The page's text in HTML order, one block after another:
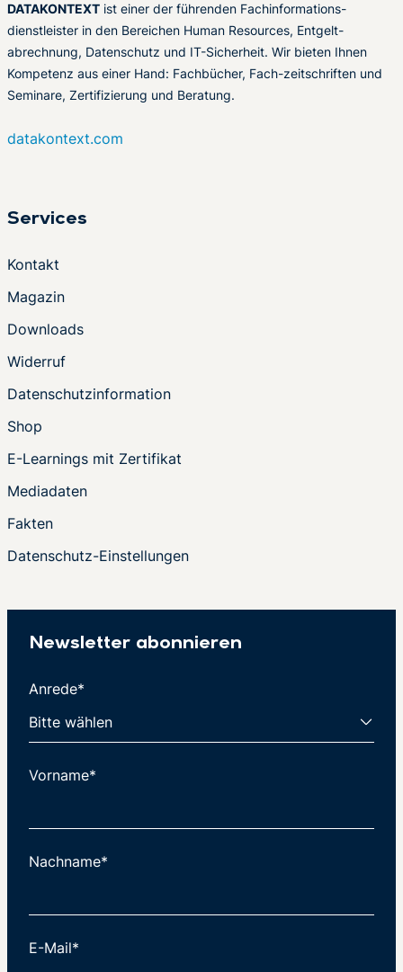
DATAKONTEXT ist einer der führenden Fachinformations-
dienstleister in den Bereichen Human Resources, Entgelt-
abrechnung, Datenschutz und IT-Sicherheit. Wir bieten Ihnen
Kompetenz aus einer Hand: Fachbücher, Fach-zeitschriften und
Seminare, Zertifizierung und Beratung.
datakontext.com
Services
Kontakt
Magazin
Downloads
Widerruf
Datenschutzinformation
Shop
E-Learnings mit Zertifikat
Mediadaten
Fakten
Datenschutz-Einstellungen
Newsletter abonnieren
Anrede*
Vorname*
Nachname*
E-Mail*